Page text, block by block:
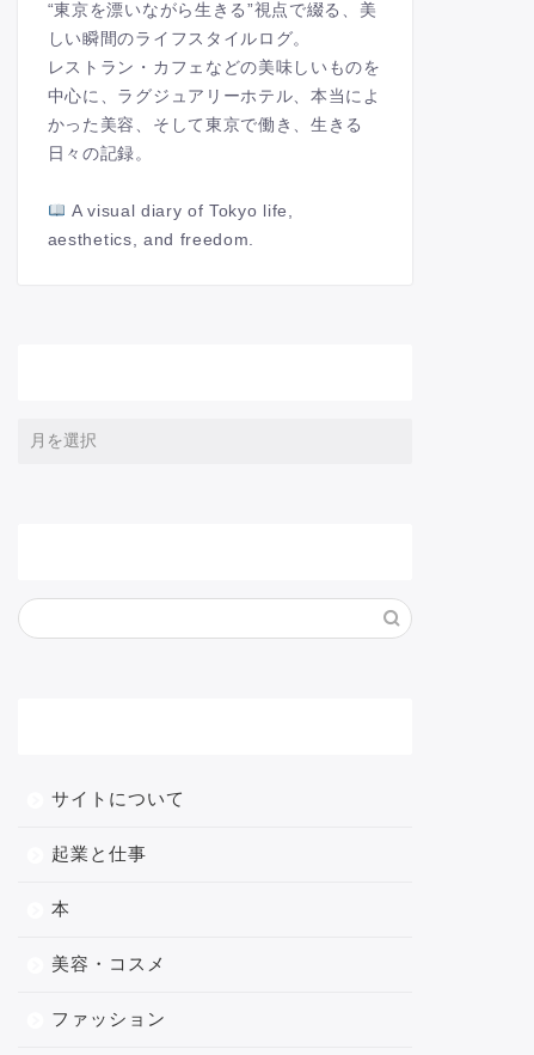
“東京を漂いながら生きる”視点で綴る、美
しい瞬間のライフスタイルログ。
レストラン・カフェなどの美味しいものを
中心に、ラグジュアリーホテル、本当によ
かった美容、そして東京で働き、生きる
日々の記録。
A visual diary of Tokyo life,
aesthetics, and freedom.
サイトについて
起業と仕事
本
美容・コスメ
ファッション